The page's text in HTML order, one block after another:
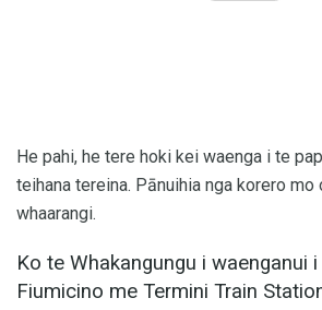
He pahi, he tere hoki kei waenga i te
teihana tereina. Pānuihia nga korero mo
whaarangi.
Ko te Whakangungu i waenganui
Fiumicino me Termini Train